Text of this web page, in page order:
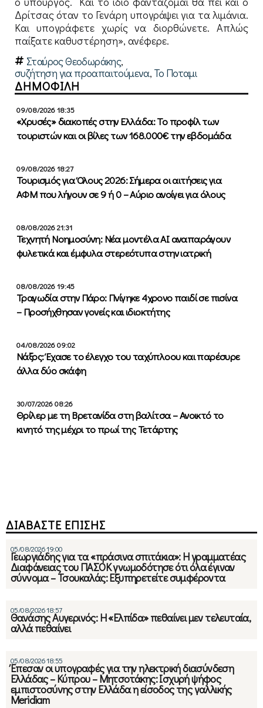
Δρίτσας όταν το Γενάρη υπογράψει για τα λιμάνια.
Και υπογράφετε χωρίς να διορθώνετε. Απλώς
παίξατε καθυστέρηση», ανέφερε.
Σταύρος Θεοδωράκης,
συζήτηση για προαπαιτούμενα, Το Ποταμι
ΔΗΜΟΦΙΛΗ
09/08/2026 18:35
«Χρυσές» διακοπές στην Ελλάδα: Το προφίλ των
τουριστών και οι βίλες των 168.000€ την εβδομάδα
09/08/2026 18:27
Τουρισμός για Όλους 2026: Σήμερα οι αιτήσεις για
ΑΦΜ που λήγουν σε 9 ή 0 – Αύριο ανοίγει για όλους
08/08/2026 21:31
Τεχνητή Νοημοσύνη: Νέα μοντέλα ΑΙ αναπαράγουν
φυλετικά και έμφυλα στερεότυπα στην ιατρική
08/08/2026 19:45
Τραγωδία στην Πάρο: Πνίγηκε 4χρονο παιδί σε πισίνα
– Προσήχθησαν γονείς και ιδιοκτήτης
04/08/2026 09:02
Νάξος: Έχασε το έλεγχο του ταχύπλοου και παρέσυρε
άλλα δύο σκάφη
30/07/2026 08:26
Θρίλερ με τη Βρετανίδα στη βαλίτσα – Ανοικτό το
κινητό της μέχρι το πρωί της Τετάρτης
ΔΙΑΒΑΣΤΕ ΕΠΙΣΗΣ
05/08/2026 19:00
Γεωργιάδης για τα «πράσινα σπιτάκια»: Η γραμματέας
Διαφάνειας του ΠΑΣΟΚ γνωμοδότησε ότι όλα έγιναν
σύννομα – Τσουκαλάς: Εξυπηρετείτε συμφέροντα
05/08/2026 18:57
Θανάσης Αυγερινός: Η «Ελπίδα» πεθαίνει μεν τελευταία,
αλλά πεθαίνει
05/08/2026 18:55
Έπεσαν οι υπογραφές για την ηλεκτρική διασύνδεση
Ελλάδας – Κύπρου – Μητσοτάκης: Ισχυρή ψήφος
εμπιστοσύνης στην Ελλάδα η είσοδος της γαλλικής
Meridiam